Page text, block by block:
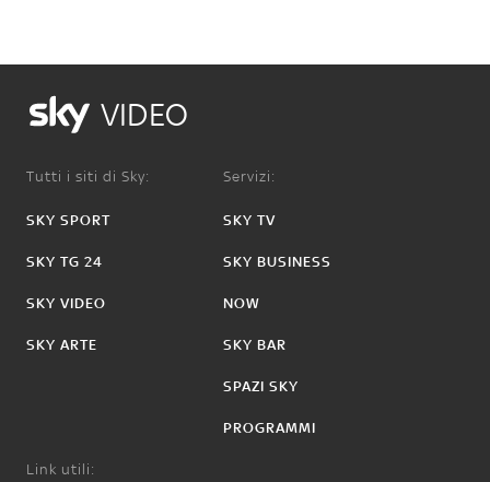
VIDEO
Tutti i siti di Sky:
SKY SPORT
SKY TG 24
SKY VIDEO
SKY ARTE
Servizi:
SKY TV
SKY BUSINESS
NOW
SKY BAR
SPAZI SKY
PROGRAMMI
Link utili: